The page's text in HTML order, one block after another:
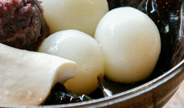
NEW OPEN
CULTURE